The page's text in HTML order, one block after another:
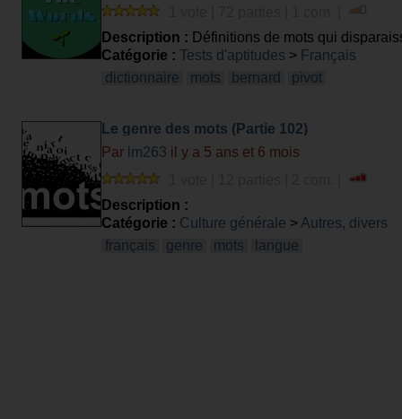
Description : Définitions de mots qui
Catégorie : Tests d'aptitudes > Français
dictionnaire
mots bernard pivot
Le genre des mots (Partie 102)
Par lm263 il y a 5 ans et 6 mois
Description :
Catégorie : Culture générale > Autres, divers
français
genre mots langue